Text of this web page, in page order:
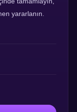
yararlanın.